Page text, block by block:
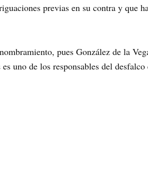
previas en su contra y que
pues González de la
uno de los responsables del desfalco